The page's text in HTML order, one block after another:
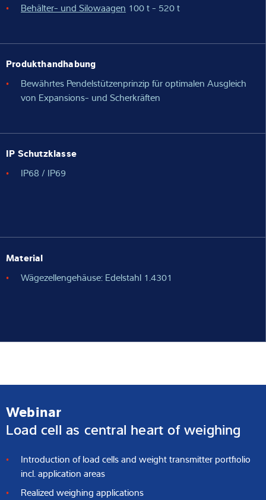
Behälter- und Silowaagen 100 t - 520 t
Produkthandhabung
Bewährtes Pendelstützenprinzip für optimalen Ausgleich
von Expansions- und Scherkräften
IP Schutzklasse
IP68 / IP69
Material
Wägezellengehäuse: Edelstahl 1.4301
Webinar
Load cell as central heart of weighing
Introduction of load cells and weight transmitter portfiolio
incl. application areas
Realized weighing applications